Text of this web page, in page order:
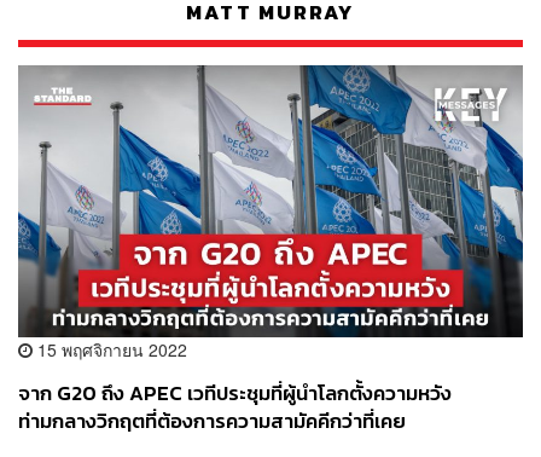
MATT MURRAY
15 พฤศจิกายน 2022
จาก G20 ถึง APEC เวทีประชุมที่ผู้นำโลกตั้งความหวัง
ท่ามกลางวิกฤตที่ต้องการความสามัคคีกว่าที่เคย